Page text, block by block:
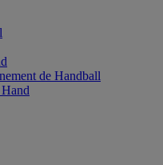
de Handball